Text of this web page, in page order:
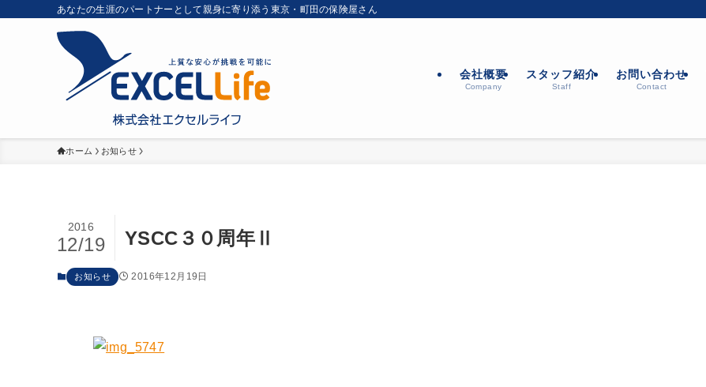
あなたの生涯のパートナーとして親身に寄り添う東京・町田の保険屋さん
会社概要
Company
スタッフ紹介
Staff
お問い合わせ
Contact
ホーム お知らせ
YSCC３０周年Ⅱ
2016
12/19
お知らせ 2016年12月19日